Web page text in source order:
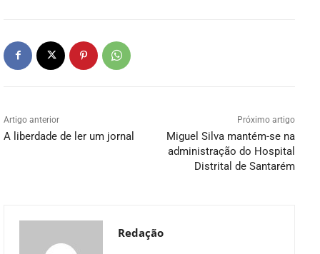
Artigo anterior
A liberdade de ler um jornal
Próximo artigo
Miguel Silva mantém-se na
administração do Hospital
Distrital de Santarém
Redação